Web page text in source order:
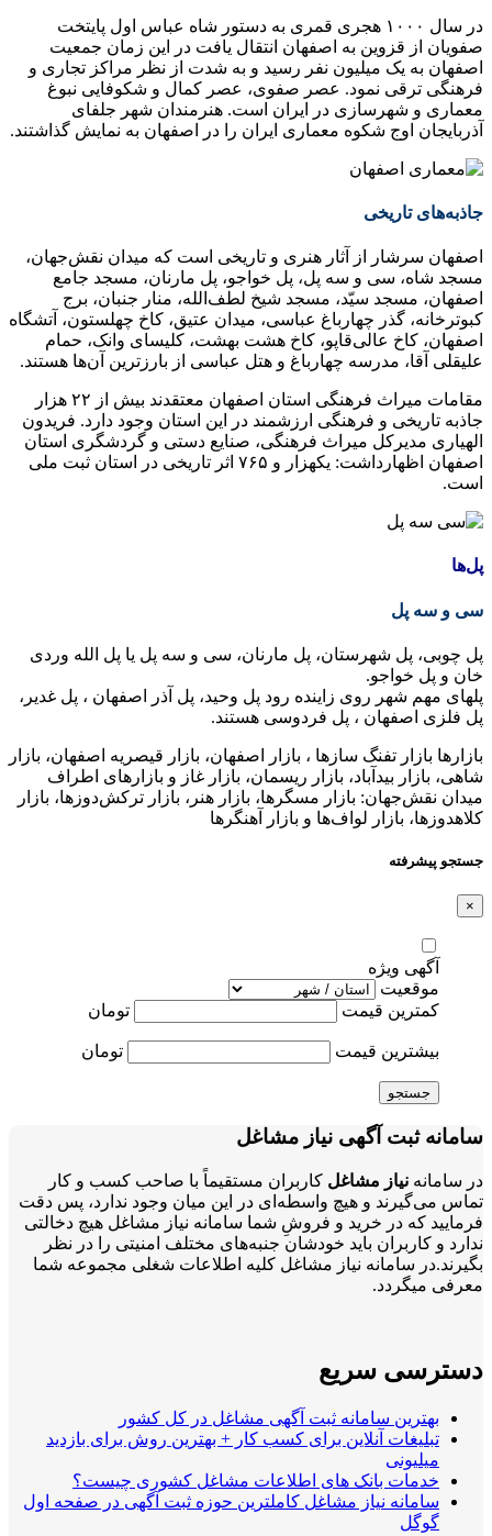
در سال ۱۰۰۰ هجری قمری به دستور شاه عباس اول پایتخت
صفویان از قزوین به اصفهان انتقال یافت در این زمان جمعیت
اصفهان به یک میلیون نفر رسید و به شدت از نظر مراکز تجاری و
فرهنگی ترقی نمود. عصر صفوی، عصر کمال و شکوفایی نبوغ
معماری و شهرسازی در ایران است. هنرمندان شهر جلفای
آذربایجان اوج شکوه معماری ایران را در اصفهان به نمایش گذاشتند.
جاذبه‌های تاریخی
اصفهان سرشار از آثار هنری و تاریخی است که میدان نقش‌جهان،
مسجد شاه، سی و سه پل، پل خواجو، پل مارنان، مسجد جامع
اصفهان، مسجد سیّد، مسجد شیخ لطف‌الله، منار جنبان، برج
کبوترخانه، گذر چهارباغ عباسی، میدان عتیق، کاخ چهلستون، آتشگاه
اصفهان، کاخ عالی‌قاپو، کاخ هشت بهشت، کلیسای وانک، حمام
علیقلی آقا، مدرسه چهارباغ و هتل عباسی از بارزترین آن‌ها هستند.
مقامات میراث فرهنگی استان اصفهان معتقدند بیش از ۲۲ هزار
جاذبه تاریخی و فرهنگی ارزشمند در این استان وجود دارد. فریدون
الهیاری مدیرکل میراث فرهنگی، صنایع دستی و گردشگری استان
اصفهان اظهارداشت: یکهزار و ۷۶۵ اثر تاریخی در استان ثبت ملی
است.
پل‌ها
سی و سه پل
پل چوبی، پل شهرستان، پل مارنان، سی و سه پل یا پل الله وردی
خان و پل خواجو.
پلهای مهم شهر روی زاینده رود پل وحید، پل آذر اصفهان ، پل غدیر،
پل فلزی اصفهان ، پل فردوسی هستند.
بازارها بازار تفنگ سازها ، بازار اصفهان، بازار قیصریه اصفهان، بازار
شاهی، بازار بیدآباد، بازار ریسمان، بازار غاز و بازارهای اطراف
میدان نقش‌جهان: بازار مسگرها، بازار هنر، بازار ترکش‌دوزها، بازار
کلاهدوزها، بازار لواف‌ها و بازار آهنگرها
جستجو پیشرفته
×
آگهی ویژه
موقعیت
کمترین قیمت
تومان
بیشترین قیمت تومان
جستجو
سامانه ثبت آگهی نیاز مشاغل
در سامانه نیاز مشاغل کاربران مستقیماً با صاحب کسب و کار
تماس می‌گیرند و هیچ واسطه‌ای در این میان وجود ندارد، پس دقت
فرمایید که در خرید و فروشِ شما سامانه نیاز مشاغل هیچ دخالتی
ندارد و کاربران باید خودشان جنبه‌های مختلف امنیتی را در نظر
بگیرند.در سامانه نیاز مشاغل کلیه اطلاعات شغلی مجموعه شما
معرفی میگردد.
دسترسی سریع
بهترین سامانه ثبت آگهی مشاغل در کل کشور
تبلیغات آنلاین برای کسب کار + بهترین روش برای بازدید
میلیونی
خدمات بانک های اطلاعات مشاغل کشوری چیست؟
سامانه نیاز مشاغل کاملترین حوزه ثبت آگهی در صفحه اول
گوگل